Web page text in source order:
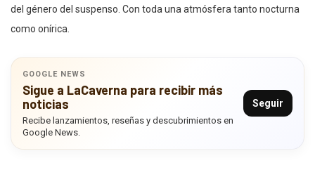
del género del suspenso. Con toda una atmósfera tanto nocturna
como onírica.
GOOGLE NEWS
Sigue a LaCaverna para recibir más
noticias
Recibe lanzamientos, reseñas y descubrimientos en
Google News.
Seguir